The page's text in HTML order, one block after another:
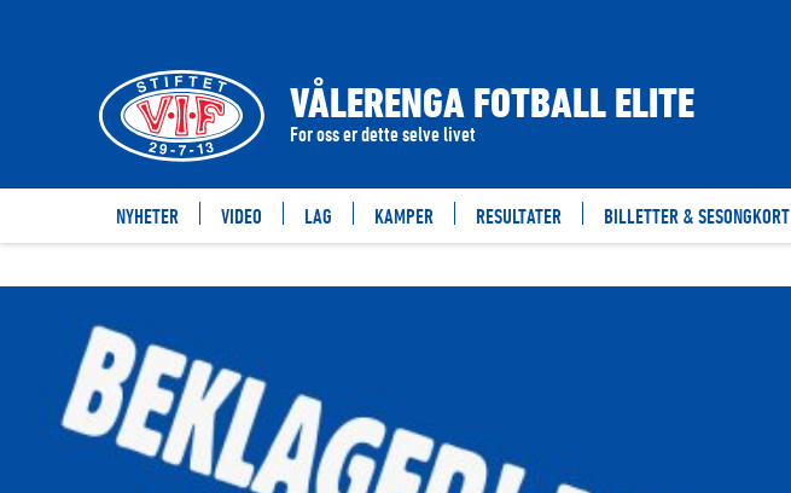
VÅLERENGA FOTBALL ELITE
For oss er dette selve livet
NYHETER VIDEO LAG KAMPER RESULTATER BILLETTER & SESONGKORT